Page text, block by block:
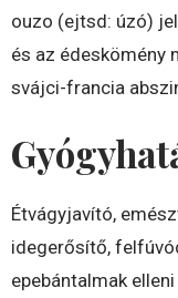
ouzo (ejtsd: úzó)
és az édeskömény
svájci-francia
Étvágyjavító,
idegerősítő,
epebántalmak